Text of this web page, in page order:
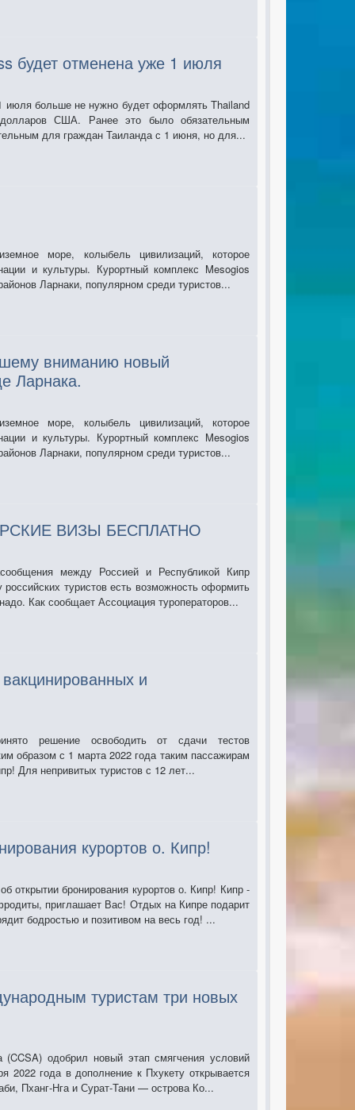
будет отменена уже 1 июля
больше не нужно будет оформлять Thailand
США. Ранее это было обязательным
для граждан Таиланда с 1 июня, но для...
море, колыбель цивилизаций, которое
и культуры. Курортный комплекс Mesogios
Ларнаки, популярном среди туристов...
вниманию новый
Ларнака.
море, колыбель цивилизаций, которое
и культуры. Курортный комплекс Mesogios
Ларнаки, популярном среди туристов...
ВИЗЫ БЕСПЛАТНО
между Россией и Республикой Кипр
туристов есть возможность оформить
Как сообщает Ассоциация туроператоров...
и
решение освободить от сдачи тестов
образом с 1 марта 2022 года таким пассажирам
Для непривитых туристов с 12 лет...
курортов о. Кипр!
бронирования курортов о. Кипр! Кипр -
приглашает Вас! Отдых на Кипре подарит
бодростью и позитивом на весь год! ...
туристам три новых
одобрил новый этап смягчения условий
2022 года в дополнение к Пхукету открывается
Пханг-Нга и Сурат-Тани — острова Ко...